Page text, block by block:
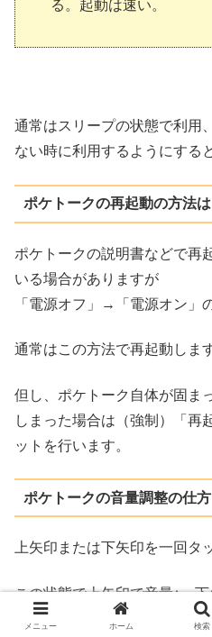
る。起動は速い。
通常はスリープの状態で利用
ない時に利用するようにする
ポケトークの再起動の方法は
ポケトークの説明書などで再
いる場合がありますが
「電源オフ」→「電源オン」
通常はこの方法で再起動します
但し、ポケトーク自体が固ま
しまった場合は（強制）「再
ットを行います。
ポケトークの音量調整の仕方
上矢印または下矢印を一回タ
この状態で上矢印で音量↑、
す。
メニュー ホーム 検索